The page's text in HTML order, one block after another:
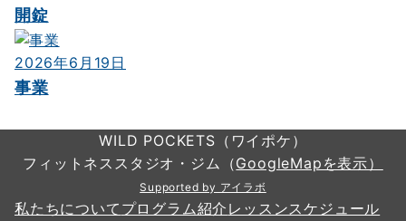
開錠
2026年6月19日
事業
WILD POCKETS（ワイポケ）
フィットネススタジオ・ジム（GoogleMapを表示）
Supported by アイラボ
私たちについて プログラム紹介 レッスンスケジュール